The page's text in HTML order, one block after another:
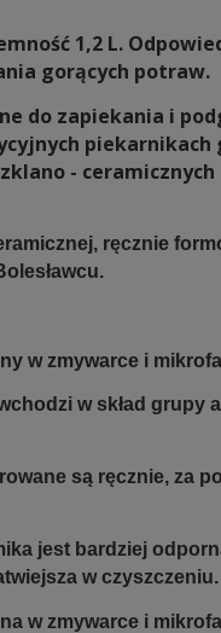
1,2 L.
gorących potraw.
do zapiekania i
piekarnikach
-
ręcznie
w zmywarce i
w skład grupy
są ręcznie, za
jest bardziej
w czyszczeniu.
w zmywarce i